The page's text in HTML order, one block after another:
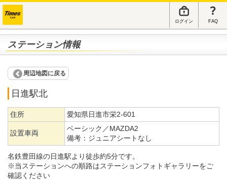
ログイン FAQ
ステーション情報
周辺地図に戻る
日進駅北
住所 愛知県日進市栄2-601
設置車両
ベーシック／MAZDA2
備考： ジュニアシートなし
名鉄豊田線の日進駅より徒歩約5分です。
※当ステーションへの順路はステーションフォトギャラリーをご
確認ください